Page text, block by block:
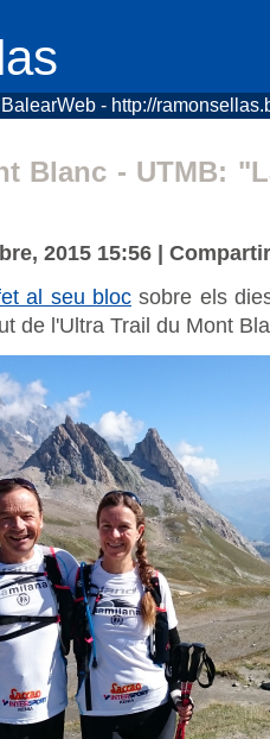
- http://
Blanc - UTMB:
2015 15:56 |
al seu blocsobre els
de l'Ultra Trail du Mont